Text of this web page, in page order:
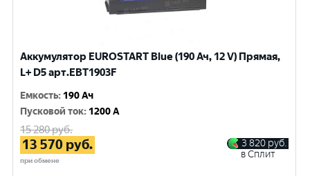
Аккумулятор EUROSTART Blue (190 Ач, 12 V) Прямая,
L+ D5 арт.EBT1903F
Емкость: 190 Ач
Пусковой ток: 1200 A
15 280руб.
13 570 руб.
при обмене
3 820 руб.
в Сплит